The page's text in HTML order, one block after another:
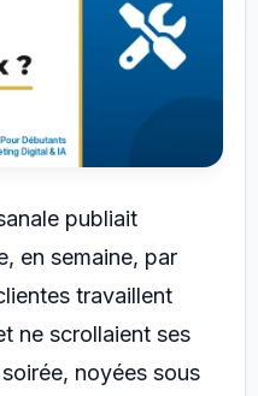
publiait
en semaine, par
travaillent
ne scrollaient ses
noyées sous